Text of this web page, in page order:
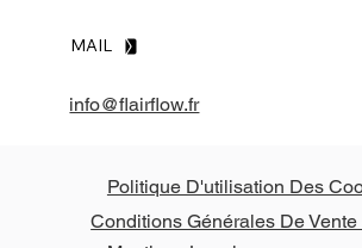
MAIL
info@flairflow.fr
Politique D'utilisation Des
Conditions Générales De Vente